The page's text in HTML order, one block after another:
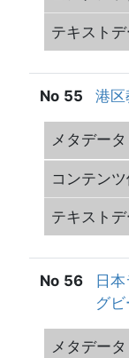
港
55
日
グ
56